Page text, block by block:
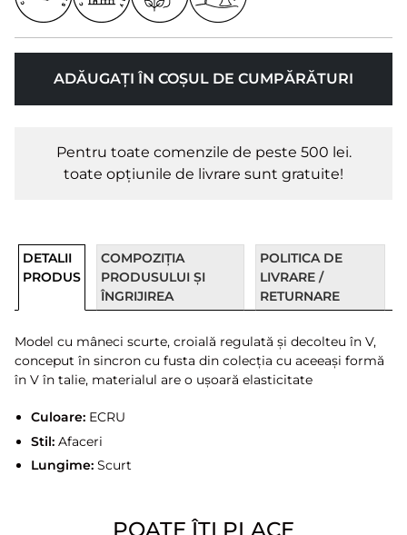
ADĂUGAȚI ÎN COȘUL DE CUMPĂRĂTURI
Pentru toate comenzile de peste 500 lei.
toate opțiunile de livrare sunt gratuite!
DETALII
PRODUS
COMPOZIȚIA
PRODUSULUI ȘI
ÎNGRIJIREA
POLITICA DE
LIVRARE /
RETURNARE
Model cu mâneci scurte, croială regulată și decolteu în V,
conceput în sincron cu fusta din colecția cu aceeași formă
în V în talie, materialul are o ușoară elasticitate
Culoare:ECRU
Stil:Afaceri
Lungime:Scurt
POATE ÎȚI PLACE